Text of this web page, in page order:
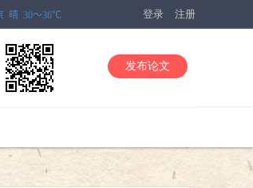
登录 注册
发布论文